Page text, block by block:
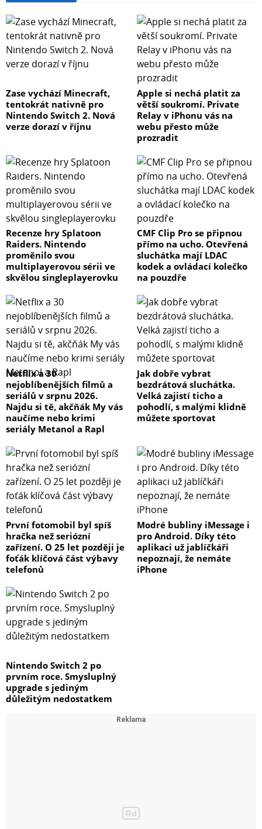
Zase vychází Minecraft,
tentokrát nativně pro
Nintendo Switch 2. Nová
verze dorazí v říjnu
Apple si nechá platit za
větší soukromí. Private
Relay v iPhonu vás na
webu přesto může
prozradit
Recenze hry Splatoon
Raiders. Nintendo
proměnilo svou
multiplayerovou sérii ve
skvělou singleplayerovku
CMF Clip Pro se připnou
přímo na ucho. Otevřená
sluchátka mají LDAC
kodek a ovládací kolečko
na pouzdře
Netflix a 30
nejoblíbenějších filmů a
seriálů v srpnu 2026.
Najdu si tě, akčňák My vás
naučíme nebo krimi
seriály Metanol a Rapl
Jak dobře vybrat
bezdrátová sluchátka.
Velká zajistí ticho a
pohodlí, s malými klidně
můžete sportovat
První fotomobil byl spíš
hračka než seriózní
zařízení. O 25 let později je
foťák klíčová část výbavy
telefonů
Modré bubliny iMessage i
pro Android. Díky této
aplikaci už jablíčkáři
nepoznají, že nemáte
iPhone
Nintendo Switch 2 po
prvním roce. Smysluplný
upgrade s jediným
důležitým nedostatkem